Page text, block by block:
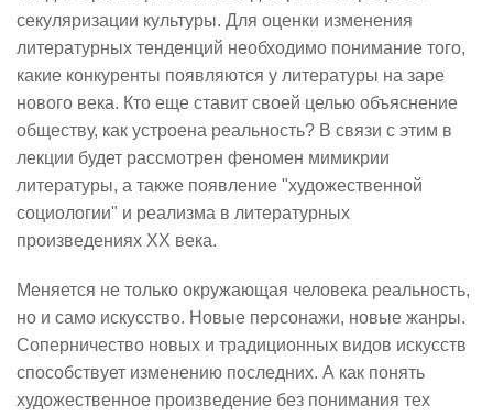
секуляризации культуры. Для оценки изменения
литературных тенденций необходимо понимание того,
какие конкуренты появляются у литературы на заре
нового века. Кто еще ставит своей целью объяснение
обществу, как устроена реальность? В связи с этим в
лекции будет рассмотрен феномен мимикрии
литературы, а также появление "художественной
социологии" и реализма в литературных
произведениях XX века.
Меняется не только окружающая человека реальность,
но и само искусство. Новые персонажи, новые жанры.
Соперничество новых и традиционных видов искусств
способствует изменению последних. А как понять
художественное произведение без понимания тех